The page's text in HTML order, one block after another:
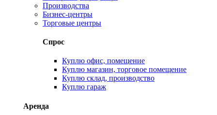
Производства
Бизнес-центры
Торговые центры
Спрос
Куплю офис, помещение
Куплю магазин, торговое помещение
Куплю склад, производство
Куплю гараж
Аренда